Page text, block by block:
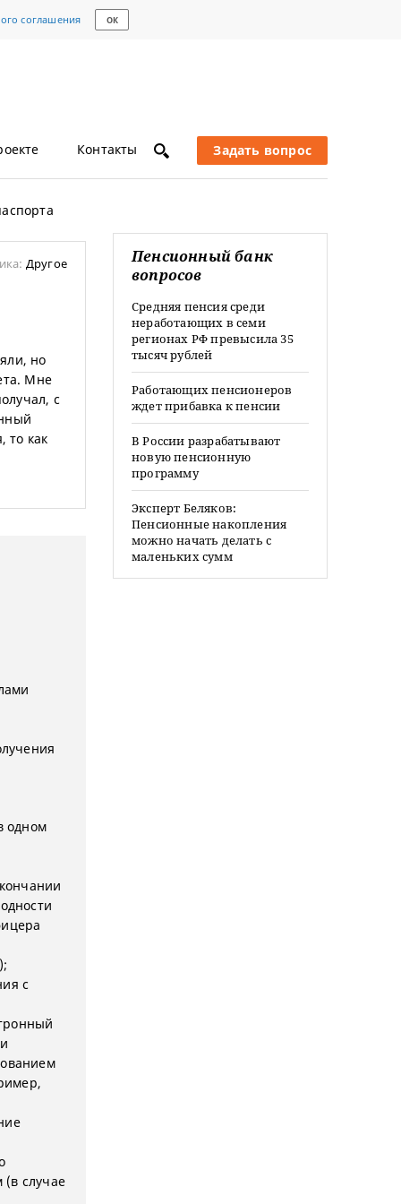
соглашения ОК
Контакты Задать вопрос
Другое
но
Мне
с
то как
одном
с
случае
Пенсионный банк
вопросов
Средняя пенсия среди
неработающих в семи
регионах РФ превысила 35
тысяч рублей
Работающих пенсионеров
ждет прибавка к пенсии
В России разрабатывают
новую пенсионную
программу
Эксперт Беляков:
Пенсионные накопления
можно начать делать с
маленьких сумм